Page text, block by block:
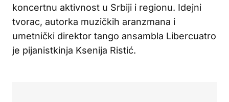
koncertnu aktivnost u Srbiji i regionu. Idejni
tvorac, autorka muzičkih aranzmana i
umetnički direktor tango ansambla Libercuatro
je pijanistkinja Ksenija Ristić.